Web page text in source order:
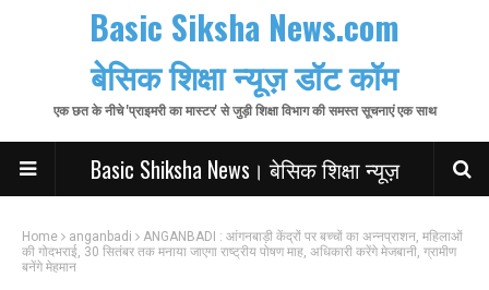
Basic Siksha News.com
बेसिक शिक्षा न्यूज़ डॉट कॉम
एक छत के नीचे 'प्राइमरी का मास्टर' से जुड़ी शिक्षा विभाग की समस्त सूचनाएं एक साथ
Basic Shiksha News। बेसिक शिक्षा न्यूज़
Home anganbadi
ANGANBADI : आंगनबाड़ी केंद्रों पर बच्चों का अन्नप्राशन, महिलाओं
की गोदभराई, 30 सितंबर तक मनाया जाएगा राष्ट्रीय पोषण माह, अधिकारी करेंगे मेजबानी, ग्रामीण
बनेंगे मेहमान